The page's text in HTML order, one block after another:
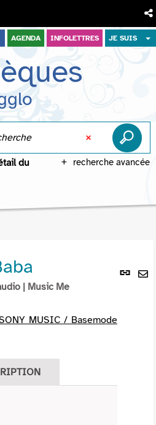
AGENDA INFOLETTRES JE SUIS
recherche avancée
du
Lien
| Music Me
MUSIC / Basemode